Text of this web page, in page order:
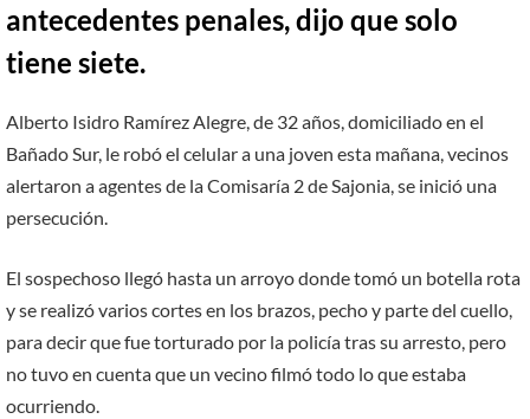
antecedentes penales, dijo que solo
tiene siete.
Alberto Isidro Ramírez Alegre, de 32 años, domiciliado en el
Bañado Sur, le robó el celular a una joven esta mañana, vecinos
alertaron a agentes de la Comisaría 2 de Sajonia, se inició una
persecución.
El sospechoso llegó hasta un arroyo donde tomó un botella rota
y se realizó varios cortes en los brazos, pecho y parte del cuello,
para decir que fue torturado por la policía tras su arresto, pero
no tuvo en cuenta que un vecino filmó todo lo que estaba
ocurriendo.